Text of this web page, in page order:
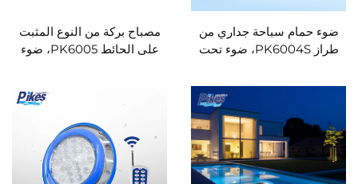
ضوء حمام سباحة جداري من
طراز PK6004S، ضوء تحت
مصباح بركة من النوع المثبت
على الحائط PK6005، ضوء